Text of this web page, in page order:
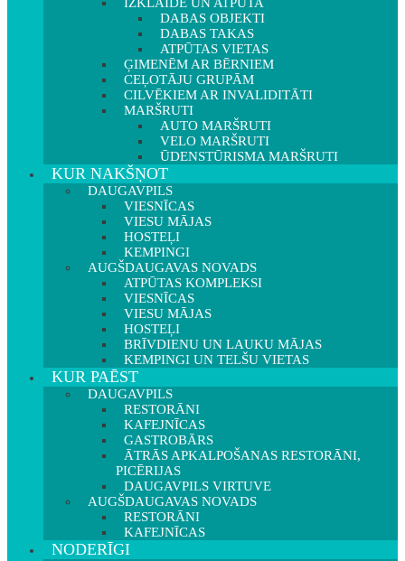
DABAS OBJEKTI
DABAS TAKAS
ATPŪTAS VIETAS
ĢIMENĒM AR BĒRNIEM
CEĻOTĀJU GRUPĀM
CILVĒKIEM AR INVALIDITĀTI
MARŠRUTI
AUTO MARŠRUTI
VELO MARŠRUTI
ŪDENSTŪRISMA MARŠRUTI
KUR NAKŠŅOT
DAUGAVPILS
VIESNĪCAS
VIESU MĀJAS
HOSTEĻI
KEMPINGI
AUGŠDAUGAVAS NOVADS
ATPŪTAS KOMPLEKSI
VIESNĪCAS
VIESU MĀJAS
HOSTEĻI
BRĪVDIENU UN LAUKU MĀJAS
KEMPINGI UN TELŠU VIETAS
KUR PAĒST
DAUGAVPILS
RESTORĀNI
KAFEJNĪCAS
GASTROBĀRS
ĀTRĀS APKALPOŠANAS RESTORĀNI,
PICĒRIJAS
DAUGAVPILS VIRTUVE
AUGŠDAUGAVAS NOVADS
RESTORĀNI
KAFEJNĪCAS
NODERĪGI